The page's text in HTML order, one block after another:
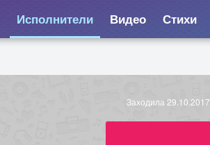
Исполнители Видео Стихи
Заходила 29.10.2017